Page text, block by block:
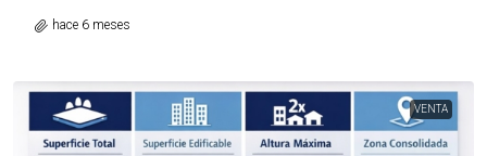
hace 6 meses
VENTA